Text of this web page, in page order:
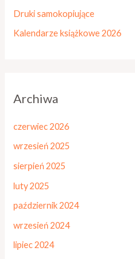
Druki samokopiujące
Kalendarze książkowe 2026
Archiwa
czerwiec 2026
wrzesień 2025
sierpień 2025
luty 2025
październik 2024
wrzesień 2024
lipiec 2024